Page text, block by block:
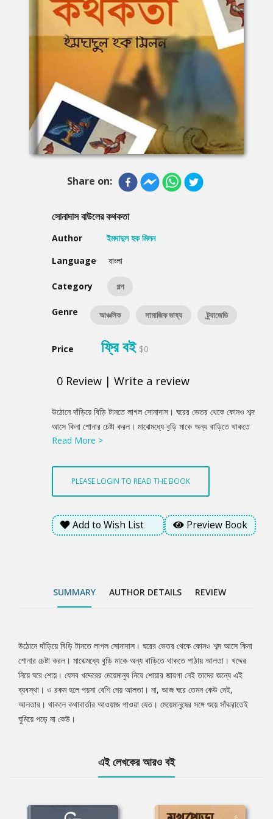
Share on:
সোনাদাস বাউলের কথকতা
Author
ইমদাদুল হক মিলন
Language
বাংলা
Category গল্প
Genre আঞ্চলিক সামাজিক ভাষ্য ট্র্যাজেডি
Price ফ্রি বই $0
0 Review | Write a review
Product
Summery
উঠোনে দাঁড়িয়ে বিড়ি টানতে লাগল সোনাদাস। ঘরের ভেতর থেকে কোনও শব্দ
আসে কিনা শোনার চেষ্টা করল। মাঝেমধ্যে বুড়ি মাকে অন্য বাড়িতে থাকতে
পাঠায় আলতা। খদ্দের নিয়ে ঘরে শোয়। যেসব খদ্দেরের মেয়েমানুষ নিয়ে শোয়ার
না, আজ ঘরে তেমন কেউ নেই, আলতার। থাকলে কথাবার্তার আওয়াজ পাওয়া
যেত। মেয়েমানুষের সঙ্গে শুয়ে সাঁঝরাতেই ঘুমিয়ে পড়ে না কেউ।
Read More >
PLEASE LOGIN TO READ THE BOOK
Add to Wish List Preview Book
SUMMARY AUTHOR DETAILS REVIEW
Tab
Article
উঠোনে দাঁড়িয়ে বিড়ি টানতে লাগল সোনাদাস। ঘরের ভেতর থেকে কোনও শব্দ আসে কিনা
শোনার চেষ্টা করল। মাঝেমধ্যে বুড়ি মাকে অন্য বাড়িতে থাকতে পাঠায় আলতা। খদ্দের
নিয়ে ঘরে শোয়। যেসব খদ্দেরের মেয়েমানুষ নিয়ে শোয়ার জায়গা নেই তাদের জন্যে এই
ব্যবস্থা। ও রকম হলে পয়সা বেশি নেয় আলতা। না, আজ ঘরে তেমন কেউ নেই,
আলতার। থাকলে কথাবার্তার আওয়াজ পাওয়া যেত। মেয়েমানুষের সঙ্গে শুয়ে সাঁঝরাতেই
ঘুমিয়ে পড়ে না কেউ।
এই লেখকের আরও বই